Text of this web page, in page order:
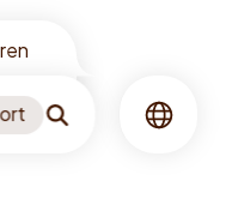
Suchen Sprache